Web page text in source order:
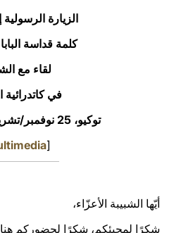
الزيارة الرسولية
كلمة قداسة
لقاء مع
في كاتدرائية
توكيو، 25 نوفمبر/تشرين الثاني 2019
[
أيّها الشبيبة الأعزّاء،
شكرًا لمجيئكم، شكرًا لحضوركم